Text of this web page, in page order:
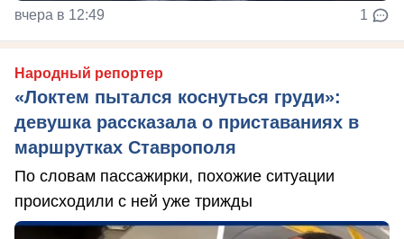
вчера в 12:49 1
Народный репортер
«Локтем пытался коснуться груди»:
девушка рассказала о приставаниях в
маршрутках Ставрополя
По словам пассажирки, похожие ситуации
происходили с ней уже трижды